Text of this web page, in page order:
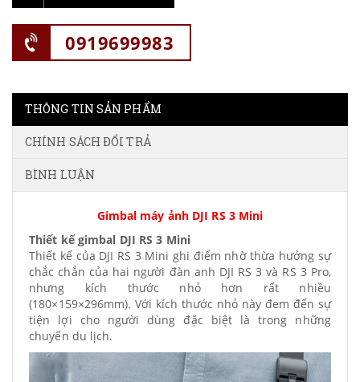
0919699983
THÔNG TIN SẢN PHẨM
CHÍNH SÁCH ĐỔI TRẢ
BÌNH LUẬN
Gimbal máy ảnh DJI RS 3 Mini
Thiết kế gimbal DJI RS 3 Mini
Thiết kế của DJI RS 3 Mini ghi điểm nhờ thừa hưởng sự
chắc chắn của hai người đàn anh DJI RS 3 và RS 3 Pro,
nhưng kích thước nhỏ hơn rất nhiều
(180×159×296mm). Với kích thước nhỏ này đem đến sự
tiện lợi cho người dùng đặc biệt là trong những
chuyến du lịch.